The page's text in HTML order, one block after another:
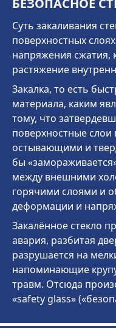
БЕЗОПАСНОЕ
Суть закаливания
поверхностных
напряжения
растяжение
Закалка, то есть
материала, каким
тому, что
поверхностные
остывающими и
бы
между внешними
горячими слоями и
деформации и
Закалённое стекло
авария, разбитая
разрушается на
напоминающие
травм. Отсюда
«safety glass»